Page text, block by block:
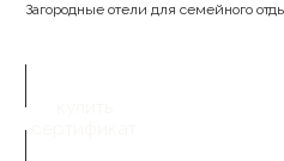
Загородные отели для семейного